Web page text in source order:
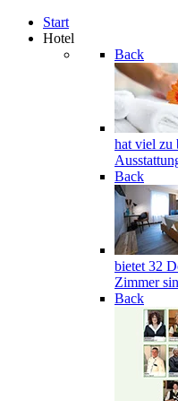
Start
Hotel
Back
hat viel zu
Back
bietet 32
Zimmer
Back